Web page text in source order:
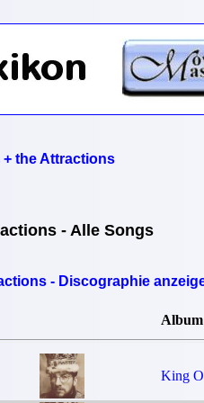
the Attractions
- Alle Songs
- Discographie
Album
King